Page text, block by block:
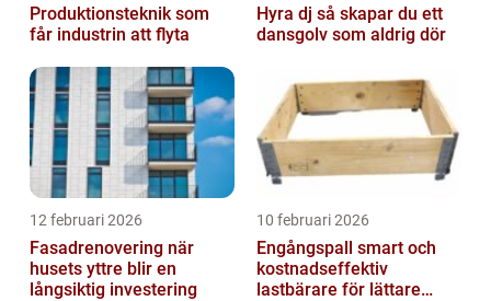
Produktionsteknik som
får industrin att flyta
Hyra dj så skapar du ett
dansgolv som aldrig dör
12 februari 2026
Fasadrenovering när
husets yttre blir en
långsiktig investering
10 februari 2026
Engångspall smart och
kostnadseffektiv
lastbärare för lättare